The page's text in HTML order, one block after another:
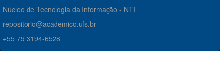
Núcleo de Tecnologia da Informação - NTI
repositorio@academico.ufs.br
+55 79 3194-6528